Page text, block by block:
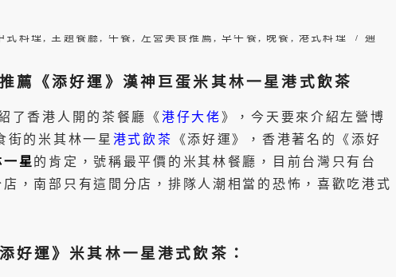
式料理 , 主題餐廳, 午餐, 左營美食推薦 ,早午餐, 晚餐 ,港式料理 / 通
推薦《添好運》漢神巨蛋米其林一星港式飲茶
了香港人開的茶餐廳《 港仔大佬 》，今天要來介紹左營博
街的米其林一星 港式飲茶
《添好運》，香港著名的《添好
一星 的肯定，號稱最平價的米其林餐廳，目前台灣只有台
，南部只有這間分店，排隊人潮相當的恐怖，喜歡吃港式
好運》米其林一星港式飲茶：